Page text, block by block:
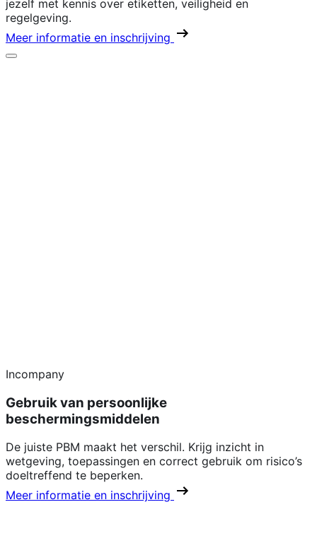
jezelf met kennis over etiketten, veiligheid en
regelgeving.
Meer informatie en inschrijving
Incompany
Gebruik van persoonlijke
beschermingsmiddelen
De juiste PBM maakt het verschil. Krijg inzicht in
wetgeving, toepassingen en correct gebruik om risico’s
doeltreffend te beperken.
Meer informatie en inschrijving